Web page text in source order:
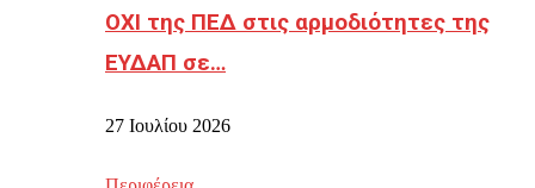
ΟΧΙ της ΠΕΔ στις αρμοδιότητες της
ΕΥΔΑΠ σε…
27 Ιουλίου 2026